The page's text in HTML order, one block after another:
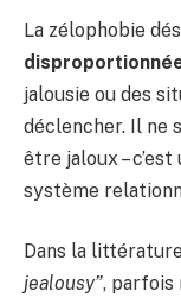
La zélophobie
jalousie ou des
déclencher. Il ne
être jaloux –
système
Dans la
jealousy”, parfois